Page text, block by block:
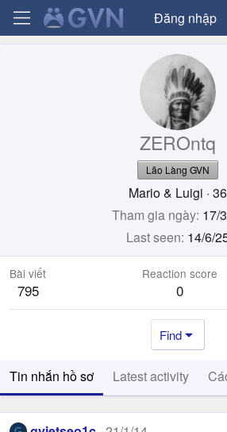
Đăng nhập
ZEROntq
Lão Làng GVN
Mario & Luigi · 36
Tham gia ngày 17/
Last seen 14/6/
Bài viết
795
Reaction score
0
Find
Tin nhắn hồ sơ Latest activity